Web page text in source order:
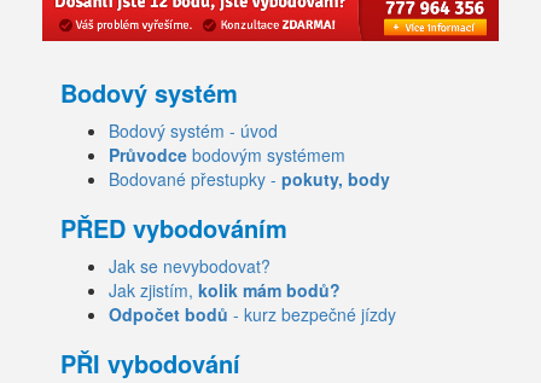
Bodový systém
Bodový systém - úvod
Průvodce bodovým systémem
Bodované přestupky - pokuty, body
PŘED vybodováním
Jak se nevybodovat?
Jak zjistím, kolik mám bodů?
Odpočet bodů - kurz bezpečné jízdy
PŘI vybodování